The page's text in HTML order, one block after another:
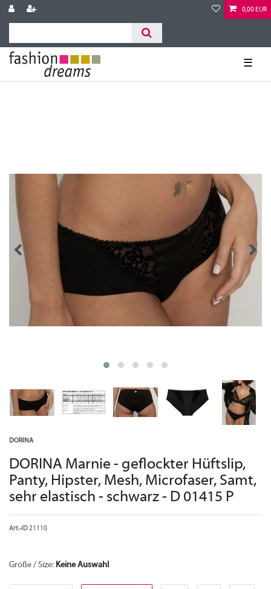
0,00 EUR
☰
DORINA
DORINA Marnie - geflockter Hüftslip,
Panty, Hipster, Mesh, Microfaser, Samt,
sehr elastisch - schwarz - D 01415 P
Art.-ID21110
Größe / Size: Keine Auswahl